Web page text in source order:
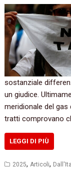
sostanziale
un giudice.
meridionale del gas
tratti comprovano
LEGGI DI PIÙ
2025,Articoli,